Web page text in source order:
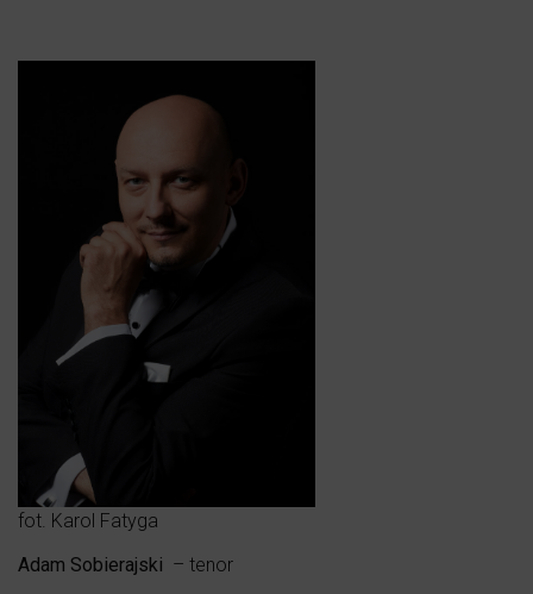
fot. Karol Fatyga
Adam Sobierajski – tenor